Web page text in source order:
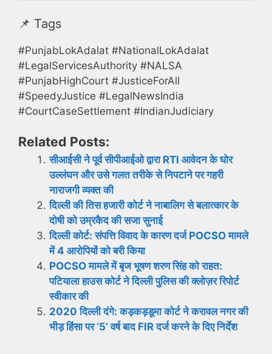
📌 Tags
#PunjabLokAdalat #NationalLokAdalat
#LegalServicesAuthority #NALSA
#PunjabHighCourt #JusticeForAll
#SpeedyJustice #LegalNewsIndia
#CourtCaseSettlement #IndianJudiciary
Related Posts:
सीआईसी ने पूर्व सीपीआईओ द्वारा RTI आवेदन के घोर
उल्लंघन और उसे गलत तरीके से निपटाने पर गहरी
नाराजगी व्यक्त की
दिल्ली की तिस हजारी कोर्ट ने नाबालिग से बलात्कार के
दोषी को उम्रकैद की सजा सुनाई
दिल्ली कोर्ट: संपत्ति विवाद के कारण दर्ज POCSO मामले
में 4 आरोपियों को बरी किया
POCSO मामले में बृज भूषण शरण सिंह को राहत:
पटियाला हाउस कोर्ट ने दिल्ली पुलिस की क्लोज़र रिपोर्ट
स्वीकार की
2020 दिल्ली दंगे: कड़कड़डूमा कोर्ट ने करावल नगर की
भीड़ हिंसा पर ‘5’ वर्ष बाद FIR दर्ज करने के दिए निर्देश